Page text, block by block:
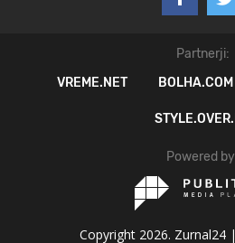
Partnerji:
VREME.NET
BOLHA.COM
Powered
Copyright 2026. Zurnal24 |